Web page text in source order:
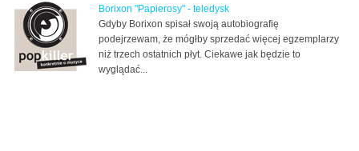
Borixon "Papierosy" - teledysk
Gdyby Borixon spisał swoją autobiografię
podejrzewam, że mógłby sprzedać więcej egzemplarzy
niż trzech ostatnich płyt. Ciekawe jak będzie to
wyglądać...